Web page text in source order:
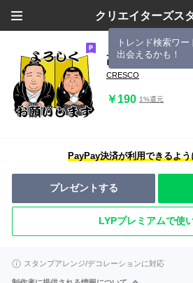
クリエイターズス
トレンド検索ワ
出会えるかも！
高砂部屋公式ス
CRESCO
￥190 1%還元
PayPay決済が利用できるよ
プレゼントする
LYPプレミアムで使
スタンプアレンジ/デコレーションに対応